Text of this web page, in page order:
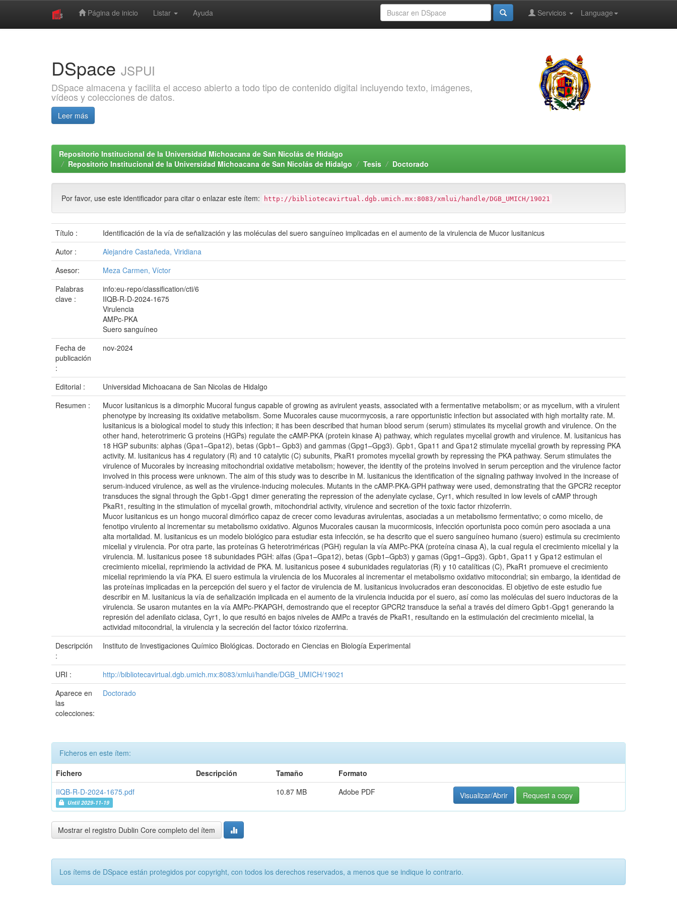
Página de inicio Listar Ayuda Language
Servicios
DSpace JSPUI
DSpace almacena y facilita el acceso abierto a todo tipo de contenido digital incluyendo texto, imágenes,
vídeos y colecciones de datos.
Leer más
Repositorio Institucional de la Universidad Michoacana de San Nicolás de Hidalgo
Repositorio Institucional de la Universidad Michoacana de San Nicolás de Hidalgo
Tesis Doctorado
Por favor, use este identificador para citar o enlazar este ítem: http://bibliotecavirtual.dgb.umich.mx:8083/xmlui/handle/DGB_UMICH/19021
Título :
Identificación de la vía de señalización y las moléculas del suero sanguíneo implicadas en el aumento de la virulencia de Mucor lusitanicus
Autor :
Alejandre Castañeda, Viridiana
Asesor:
Meza Carmen, Víctor
Palabras
clave :
info:eu-repo/classification/cti/6
IIQB-R-D-2024-1675
Virulencia
AMPc-PKA
Suero sanguíneo
Fecha de
publicación
:
nov-2024
Editorial :
Universidad Michoacana de San Nicolas de Hidalgo
Resumen :
Mucor lusitanicus is a dimorphic Mucoral fungus capable of growing as avirulent yeasts, associated with a fermentative metabolism; or as mycelium, with a virulent
phenotype by increasing its oxidative metabolism. Some Mucorales cause mucormycosis, a rare opportunistic infection but associated with high mortality rate. M.
lusitanicus is a biological model to study this infection; it has been described that human blood serum (serum) stimulates its mycelial growth and virulence. On the
other hand, heterotrimeric G proteins (HGPs) regulate the cAMP-PKA (protein kinase A) pathway, which regulates mycelial growth and virulence. M. lusitanicus has
18 HGP subunits: alphas (Gpa1–Gpa12), betas (Gpb1– Gpb3) and gammas (Gpg1–Gpg3). Gpb1, Gpa11 and Gpa12 stimulate mycelial growth by repressing PKA
activity. M. lusitanicus has 4 regulatory (R) and 10 catalytic (C) subunits, PkaR1 promotes mycelial growth by repressing the PKA pathway. Serum stimulates the
virulence of Mucorales by increasing mitochondrial oxidative metabolism; however, the identity of the proteins involved in serum perception and the virulence factor
involved in this process were unknown. The aim of this study was to describe in M. lusitanicus the identification of the signaling pathway involved in the increase of
serum-induced virulence, as well as the virulence-inducing molecules. Mutants in the cAMP-PKA-GPH pathway were used, demonstrating that the GPCR2 receptor
transduces the signal through the Gpb1-Gpg1 dimer generating the repression of the adenylate cyclase, Cyr1, which resulted in low levels of cAMP through
PkaR1, resulting in the stimulation of mycelial growth, mitochondrial activity, virulence and secretion of the toxic factor rhizoferrin.
Mucor lusitanicus es un hongo mucoral dimórfico capaz de crecer como levaduras avirulentas, asociadas a un metabolismo fermentativo; o como micelio, de
fenotipo virulento al incrementar su metabolismo oxidativo. Algunos Mucorales causan la mucormicosis, infección oportunista poco común pero asociada a una
alta mortalidad. M. lusitanicus es un modelo biológico para estudiar esta infección, se ha descrito que el suero sanguíneo humano (suero) estimula su crecimiento
micelial y virulencia. Por otra parte, las proteínas G heterotriméricas (PGH) regulan la vía AMPc-PKA (proteína cinasa A), la cual regula el crecimiento micelial y la
virulencia. M. lusitanicus posee 18 subunidades PGH: alfas (Gpa1–Gpa12), betas (Gpb1–Gpb3) y gamas (Gpg1–Gpg3). Gpb1, Gpa11 y Gpa12 estimulan el
crecimiento micelial, reprimiendo la actividad de PKA. M. lusitanicus posee 4 subunidades regulatorias (R) y 10 catalíticas (C), PkaR1 promueve el crecimiento
micelial reprimiendo la vía PKA. El suero estimula la virulencia de los Mucorales al incrementar el metabolismo oxidativo mitocondrial; sin embargo, la identidad de
las proteínas implicadas en la percepción del suero y el factor de virulencia de M. lusitanicus involucrados eran desconocidas. El objetivo de este estudio fue
describir en M. lusitanicus la vía de señalización implicada en el aumento de la virulencia inducida por el suero, así como las moléculas del suero inductoras de la
virulencia. Se usaron mutantes en la vía AMPc-PKAPGH, demostrando que el receptor GPCR2 transduce la señal a través del dímero Gpb1-Gpg1 generando la
represión del adenilato ciclasa, Cyr1, lo que resultó en bajos niveles de AMPc a través de PkaR1, resultando en la estimulación del crecimiento micelial, la
actividad mitocondrial, la virulencia y la secreción del factor tóxico rizoferrina.
Descripción
:
Instituto de Investigaciones Químico Biológicas. Doctorado en Ciencias en Biología Experimental
URI :
http://bibliotecavirtual.dgb.umich.mx:8083/xmlui/handle/DGB_UMICH/19021
Aparece en
las
colecciones:
Doctorado
Ficheros en este ítem:
Fichero
Descripción Tamaño
Formato
IIQB-R-D-2024-1675.pdf
Until 2029-11-19
10.87 MB Adobe PDF Visualizar/Abrir Request a copy
Mostrar el registro Dublin Core completo del ítem
Los ítems de DSpace están protegidos por copyright, con todos los derechos reservados, a menos que se indique lo contrario.